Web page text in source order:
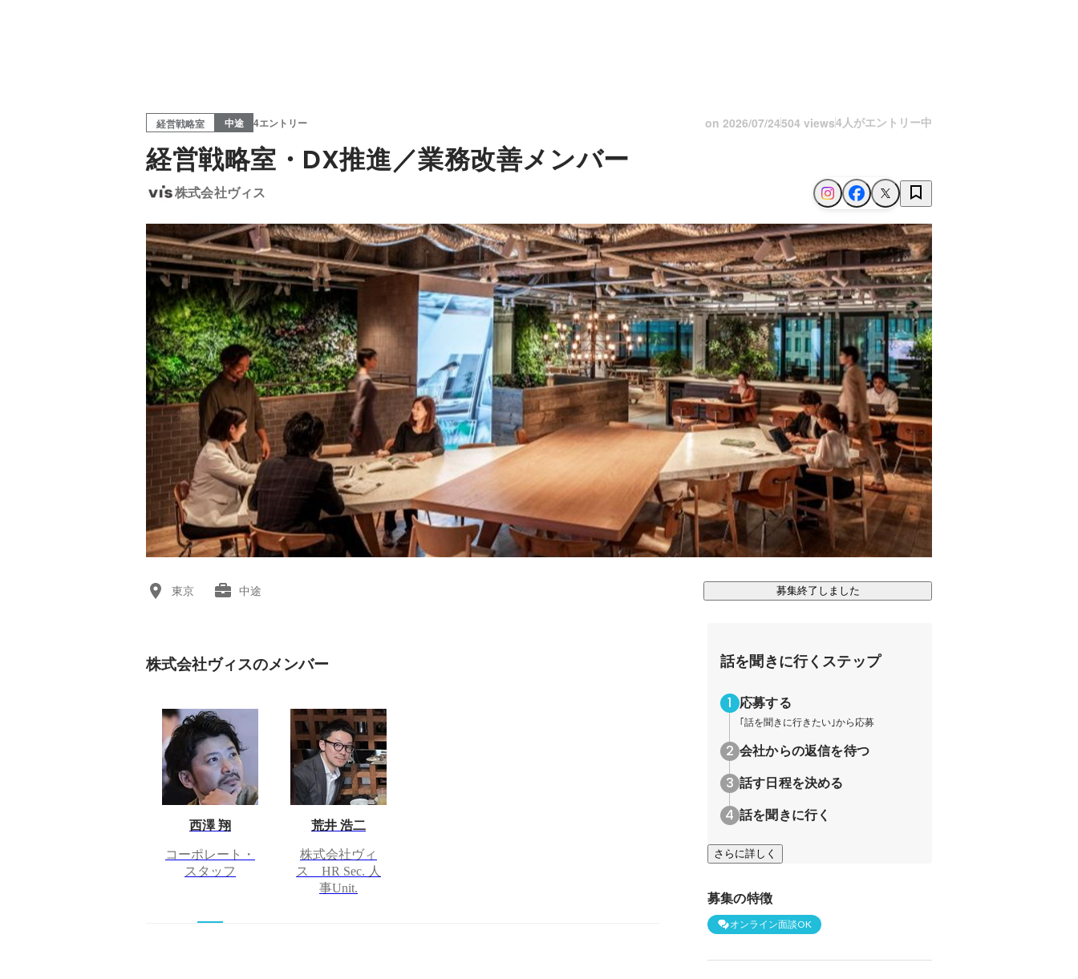
経営戦略室 中途 4エントリー on 2026/07/24504 views4人がエントリー中
経営戦略室・DX推進／業務改善メンバー
株式会社ヴィス
東京 中途 募集終了しました
株式会社ヴィスのメンバー
西澤 翔
コーポレート・
スタッフ
荒井 浩二
株式会社ヴィ
ス HR Sec. 人
事Unit.
話を聞きに行くステップ
応募する
｢話を聞きに行きたい｣から応募
会社からの返信を待つ
話す日程を決める
話を聞きに行く
さらに詳しく
募集の特徴
オンライン面談OK